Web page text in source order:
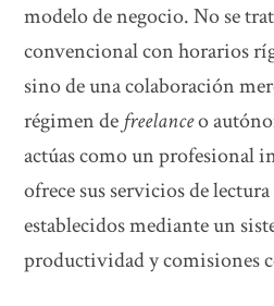
modelo de negocio. No se
convencional con horarios
sino de una colaboración
régimen defreelanceo
actúas como un profesional
ofrece sus servicios de
establecidos mediante un
productividad y comisiones